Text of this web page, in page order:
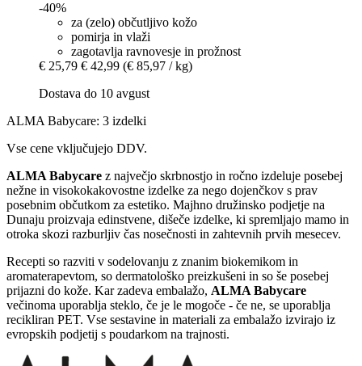
-40%
za (zelo) občutljivo kožo
pomirja in vlaži
zagotavlja ravnovesje in prožnost
€ 25,79 € 42,99 (€ 85,97 / kg)
Dostava do 10 avgust
ALMA Babycare: 3 izdelki
Vse cene vključujejo DDV.
ALMA Babycare z največjo skrbnostjo in ročno izdeluje posebej
nežne in visokokakovostne izdelke za nego dojenčkov s prav
posebnim občutkom za estetiko. Majhno družinsko podjetje na
Dunaju proizvaja edinstvene, dišeče izdelke, ki spremljajo mamo in
otroka skozi razburljiv čas nosečnosti in zahtevnih prvih mesecev.
Recepti so razviti v sodelovanju z znanim biokemikom in
aromaterapevtom, so dermatološko preizkušeni in so še posebej
prijazni do kože. Kar zadeva embalažo, ALMA Babycare
večinoma uporablja steklo, če je le mogoče - če ne, se uporablja
recikliran PET. Vse sestavine in materiali za embalažo izvirajo iz
evropskih podjetij s poudarkom na trajnosti.